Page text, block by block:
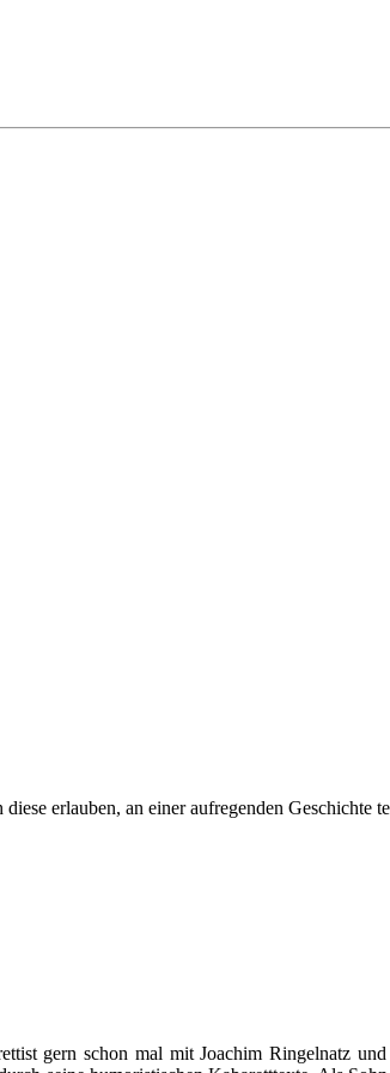
erlauben, an einer aufregenden Geschichte
gern schon mal mit Joachim Ringelnatz